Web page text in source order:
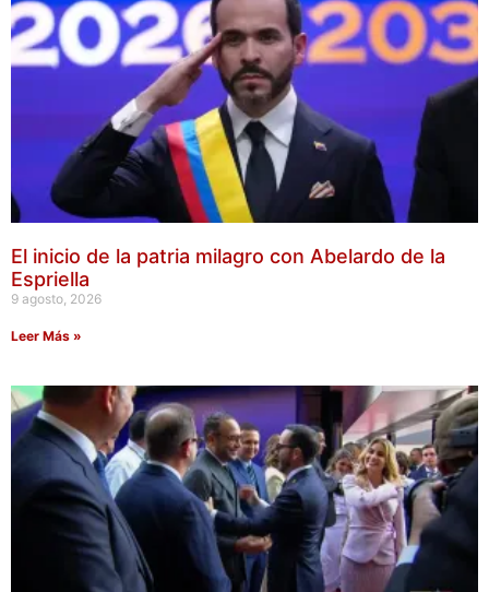
El inicio de la patria milagro con Abelardo de la
Espriella
9 agosto, 2026
Leer Más »